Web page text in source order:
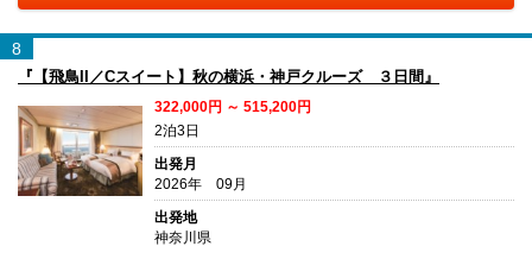
8
『【飛鳥II／Cスイート】秋の横浜・神戸クルーズ ３日間』
322,000円 ～ 515,200円
2泊3日
出発月
2026年 09月
出発地
神奈川県